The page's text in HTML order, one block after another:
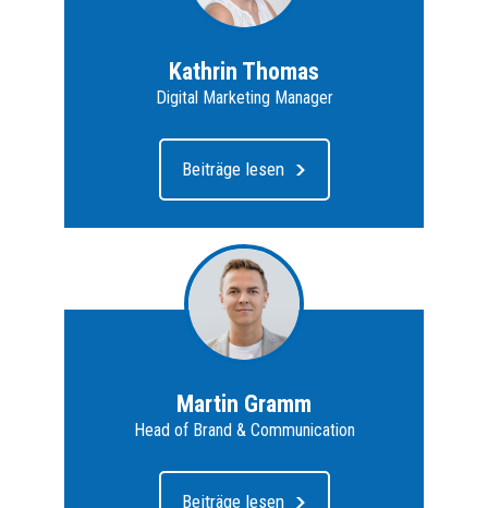
Kathrin Thomas
Digital Marketing Manager
Beiträge lesen
Martin Gramm
Head of Brand & Communication
Beiträge lesen